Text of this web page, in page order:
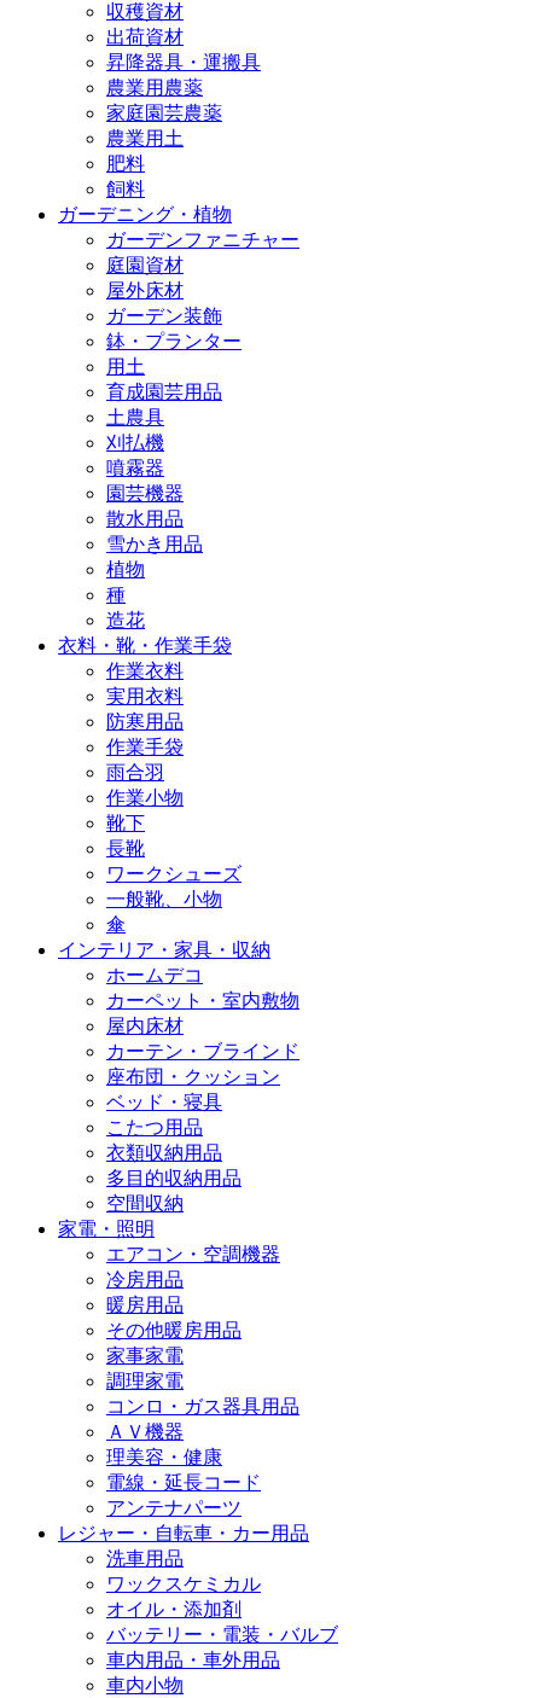
収穫資材
出荷資材
昇降器具・運搬具
農業用農薬
家庭園芸農薬
農業用土
肥料
飼料
ガーデニング・植物
ガーデンファニチャー
庭園資材
屋外床材
ガーデン装飾
鉢・プランター
用土
育成園芸用品
土農具
刈払機
噴霧器
園芸機器
散水用品
雪かき用品
植物
種
造花
衣料・靴・作業手袋
作業衣料
実用衣料
防寒用品
作業手袋
雨合羽
作業小物
靴下
長靴
ワークシューズ
一般靴、小物
傘
インテリア・家具・収納
ホームデコ
カーペット・室内敷物
屋内床材
カーテン・ブラインド
座布団・クッション
ベッド・寝具
こたつ用品
衣類収納用品
多目的収納用品
空間収納
家電・照明
エアコン・空調機器
冷房用品
暖房用品
その他暖房用品
家事家電
調理家電
コンロ・ガス器具用品
ＡＶ機器
理美容・健康
電線・延長コード
アンテナパーツ
レジャー・自転車・カー用品
洗車用品
ワックスケミカル
オイル・添加剤
バッテリー・電装・バルブ
車内用品・車外用品
車内小物